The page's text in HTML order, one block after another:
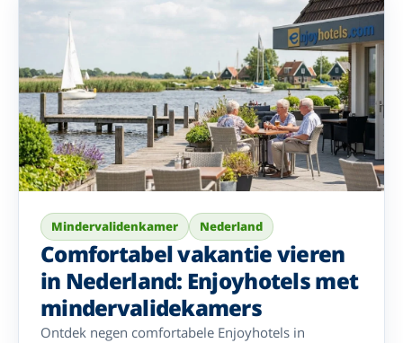
Mindervalidenkamer Nederland
Comfortabel vakantie vieren
in Nederland: Enjoyhotels met
mindervalidekamers
Ontdek negen comfortabele Enjoyhotels in